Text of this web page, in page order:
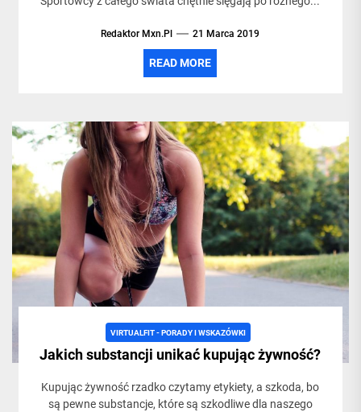
Redaktor Mxn.pl 21 Marca 2019
READ MORE
VIRTUALFIT - PORADY I WSKAZÓWKI
Jakich substancji unikać kupując żywność?
Kupując żywność rzadko czytamy etykiety, a szkoda, bo
są pewne substancje, które są szkodliwe dla naszego